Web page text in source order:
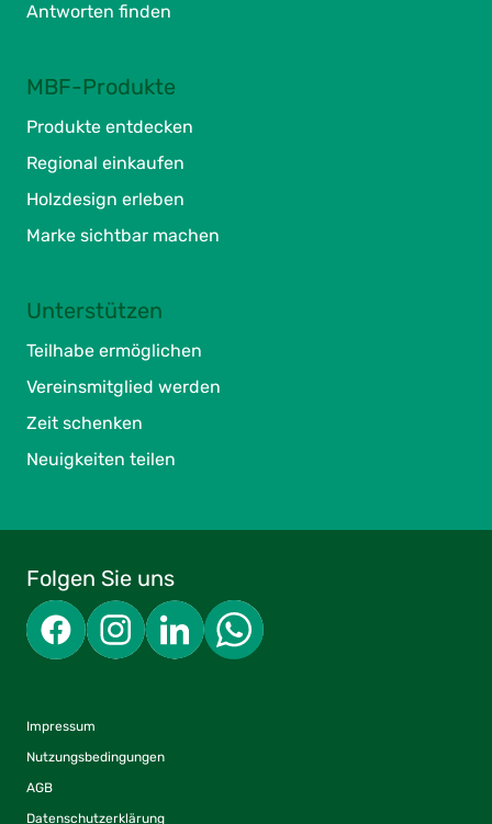
Antworten finden
MBF-Produkte
Produkte entdecken
Regional einkaufen
Holzdesign erleben
Marke sichtbar machen
Unterstützen
Teilhabe ermöglichen
Vereinsmitglied werden
Zeit schenken
Neuigkeiten teilen
Folgen Sie uns
Impressum
Nutzungsbedingungen
AGB
Datenschutzerklärung